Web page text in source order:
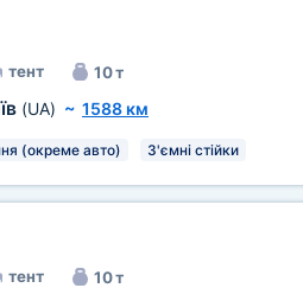
тент 10 т
(UA) ~ 1588 км
(окреме авто) З'ємні стійки
тент 10 т